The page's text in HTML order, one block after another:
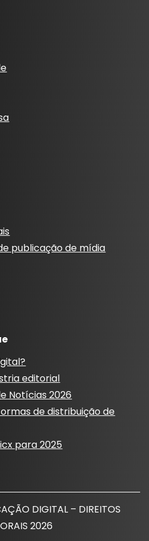
publicação de mídia
editorial
Notícias 2026
de distribuição de
para 2025
DIGITAL – DIREITOS
2026